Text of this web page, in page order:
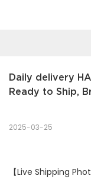
Daily delivery
Ready to Ship,
2025-03-25
【Live Shipping